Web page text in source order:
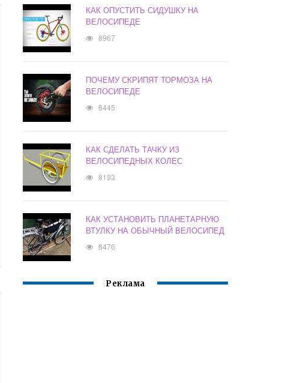
КАК ОПУСТИТЬ СИДУШКУ НА
ВЕЛОСИПЕДЕ
8967
ПОЧЕМУ СКРИПЯТ ТОРМОЗА НА
ВЕЛОСИПЕДЕ
6445
КАК СДЕЛАТЬ ТАЧКУ ИЗ
ВЕЛОСИПЕДНЫХ КОЛЕС
8193
КАК УСТАНОВИТЬ ПЛАНЕТАРНУЮ
ВТУЛКУ НА ОБЫЧНЫЙ ВЕЛОСИПЕД
6476
Реклама